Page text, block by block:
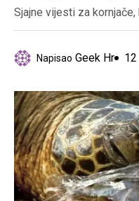
Sjajne vijesti za
Napisao Geek Hr